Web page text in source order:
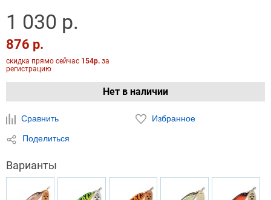
1 030 р.
876 р.
скидка прямо сейчас 154р. за
регистрацию
Нет в наличии
Сравнить Избранное
Поделиться
Варианты